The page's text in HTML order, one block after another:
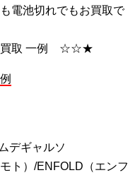
電池切れでもお買取で
買取 一例 ☆☆★
デギャルソ
ト）/ENFOLD（エンフ